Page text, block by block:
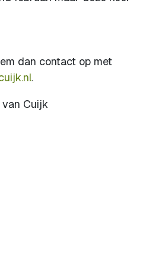
dan contact op met
.
Cuijk